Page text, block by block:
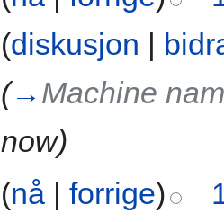
(diskusjon |
(→ Machine
now)
(nå |forrige)